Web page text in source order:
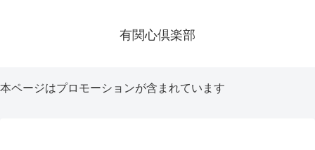
有関心倶楽部
本ページはプロモーションが含まれています